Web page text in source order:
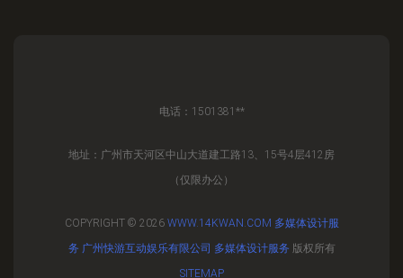
电话：1501381**
地址：广州市天河区中山大道建工路13、15号4层412房
（仅限办公）
COPYRIGHT © 2026 WWW.14KWAN.COM 多媒体设计服
务 广州快游互动娱乐有限公司 多媒体设计服务 版权所有
SITEMAP